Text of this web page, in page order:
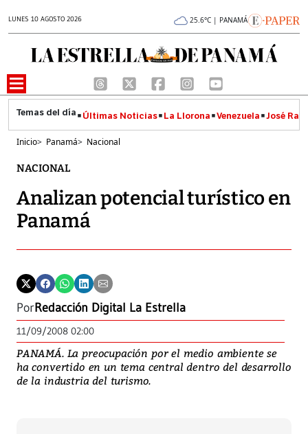
LUNES 10 AGOSTO 2026 25.6°C | PANAMÁ
Últimas Noticias La Llorona Venezuela José
Inicio> Panamá> Nacional
NACIONAL
Analizan potencial turístico en
Panamá
PorRedacción Digital La Estrella
11/09/2008 02:00
PANAMÁ. La preocupación por el medio ambiente se
ha convertido en un tema central dentro del desarrollo
de la industria del turismo.